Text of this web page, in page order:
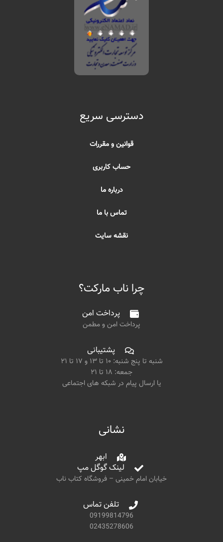
دسترسی سریع
قوانین و مقررات
حساب کاربری
درباره ما
تماس با ما
نقشه سایت
چرا ناب مارکت؟
پرداخت امن
پرداخت امن و مطمن
پشتیبانی
شنبه تا پنج شنبه: ۱۰ تا ۱۳ و ۱۷ تا ۲۱
جمعه: ۱۸ تا ۲۱
یا ارسال پیام در شبکه های اجتماعی
نشانی
ابهر
لینک گوگل مپ
خیابان امام خمینی – فروشگاه کتاب ناب
تلفن تماس
09199814796
02435278606